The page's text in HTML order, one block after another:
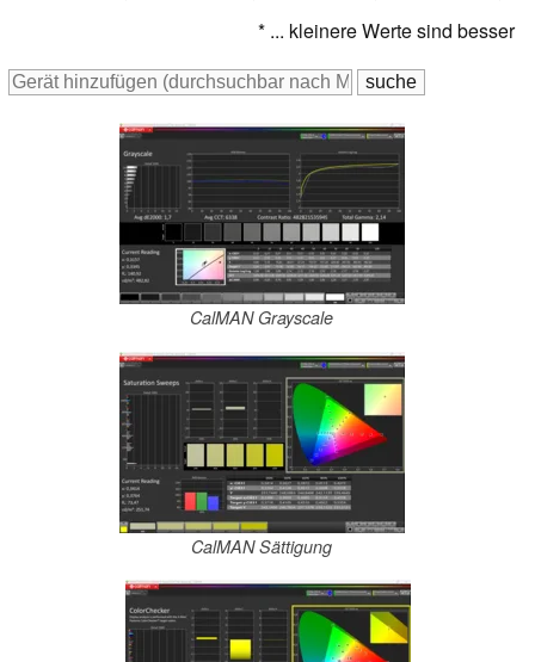
* ... kleinere Werte sind besser
CalMAN Grayscale
CalMAN Sättigung